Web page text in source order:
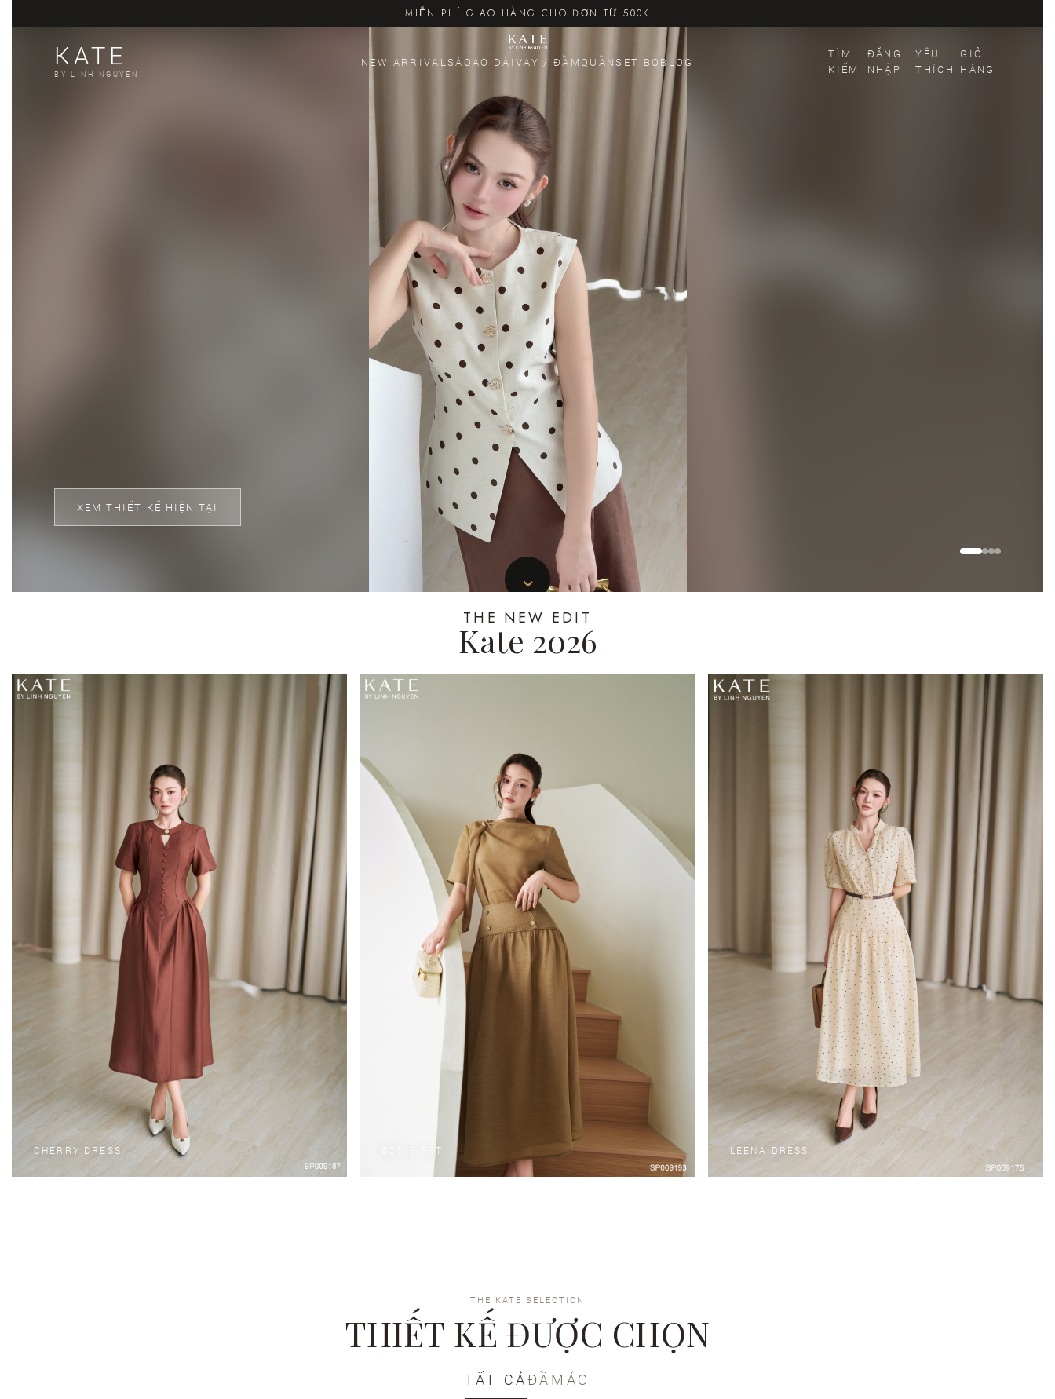
MIỄN PHÍ GIAO HÀNG CHO ĐƠN TỪ 500K
KATE
BY LINH NGUYEN
NEW ARRIVALSÁOÁO DÀI VÁY / ĐẦMQUẦNSET BỘ BLOG
TÌM
KIẾM
ĐĂNG
NHẬP
YÊU
THÍCH
GIỎ
HÀNG
XEM THIẾT KẾ HIỆN TẠI
⌄
THE NEW EDIT
Kate 2026
CHERRY DRESS BONIE SET LEENA DRESS
THE KATE SELECTION
THIẾT KẾ ĐƯỢC CHỌN
TẤT CẢĐẦM ÁO